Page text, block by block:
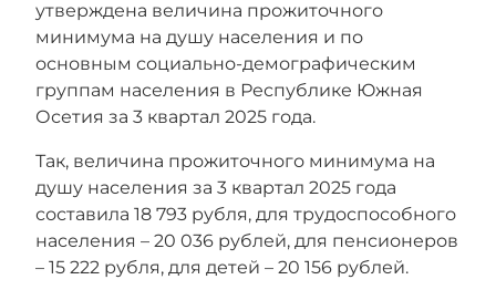
утверждена величина прожиточного
минимума на душу населения и по
основным социально-демографическим
группам населения в Республике Южная
Осетия за 3 квартал 2025 года.
Так, величина прожиточного минимума на
душу населения за 3 квартал 2025 года
составила 18 793 рубля, для трудоспособного
населения – 20 036 рублей, для пенсионеров
– 15 222 рубля, для детей – 20 156 рублей.